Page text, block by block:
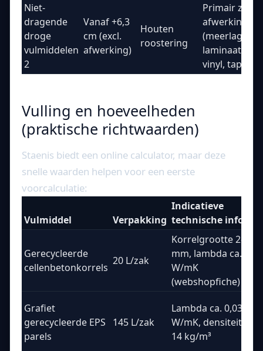
Niet-
dragende
droge
vulmiddelen
2
Vanaf +6,3
cm (excl.
afwerking)
Houten
roostering
Primair
afwerkingen
(meerlagig
laminaat,
vinyl, tapijt)
Vulling en hoeveelheden
(praktische richtwaarden)
Staenis biedt een online calculator, maar deze
snelle waarden helpen voor een eerste
voorcalculatie:
Vulmiddel Verpakking
Indicatieve
technische info
Gerecycleerde
cellenbetonkorrels
20 L/zak
Korrelgrootte 2-6
mm, lambda ca. 0,14
W/mK
(webshopfiche)
Grafiet
gerecycleerde EPS
parels
145 L/zak
Lambda ca. 0,034
W/mK, densiteit ca.
14 kg/m³